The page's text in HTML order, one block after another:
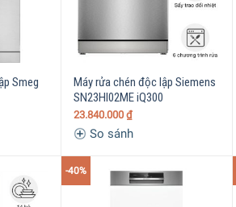
Smeg
Máy rửa chén độc lập Siemens
SN23HI02ME iQ300
23.840.000 ₫
So sánh
-40%